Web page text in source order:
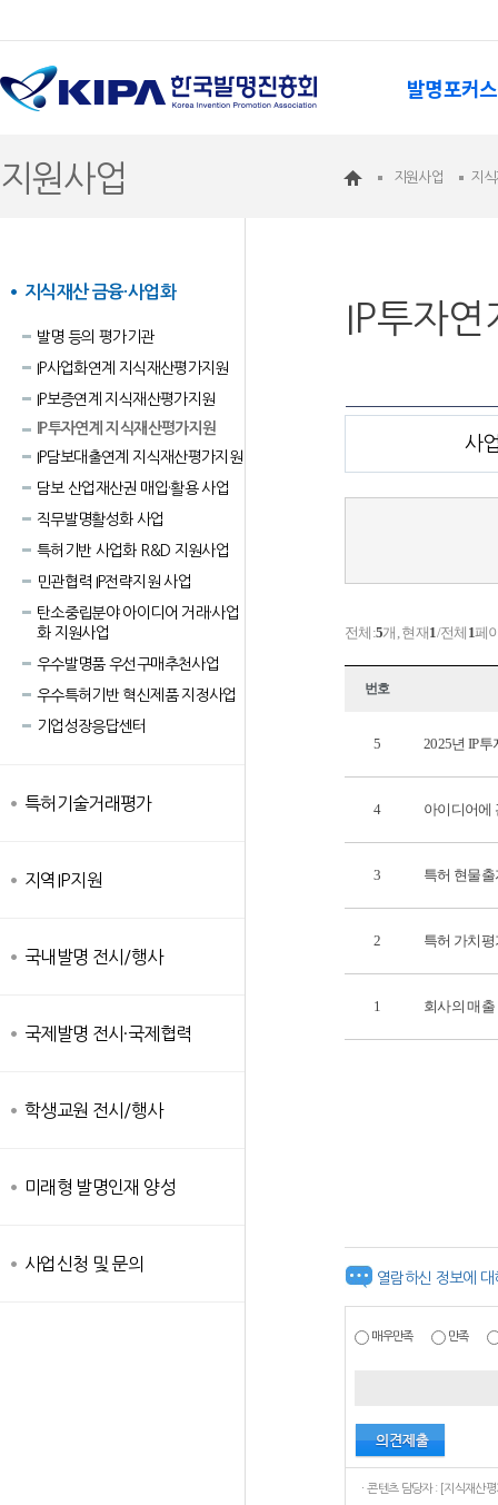
발명포커스
지원사업 지원사업 지
지식재산 금융·사업화
발명 등의 평가기관
IP사업화연계 지식재산평가지원
IP보증연계 지식재산평가지원
IP투자연계 지식재산평가지원
IP담보대출연계 지식재산평가지원
담보 산업재산권 매입·활용 사업
직무발명활성화 사업
특허기반 사업화 R&D 지원사업
민관협력 IP전략지원 사업
탄소중립분야 아이디어 거래·사업
화 지원사업
우수발명품 우선구매추천사업
우수특허기반 혁신제품 지정사업
기업성장응답센터
특허기술거래평가
지역IP지원
국내발명 전시/행사
국제발명 전시·국제협력
학생교원 전시/행사
미래형 발명인재 양성
사업신청 및 문의
IP투자
사
전체:5개, 현재1/전체 1페
번호
5 2025년 IP
4 아이디어에
3 특허 현물
2 특허 가치
1 회사의 매
열람하신 정보에
매우만족 만족